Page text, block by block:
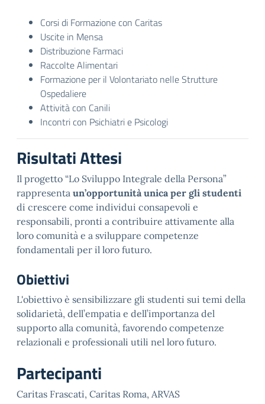
Corsi di Formazione con Caritas
Uscite in Mensa
Distribuzione Farmaci
Raccolte Alimentari
Formazione per il Volontariato nelle Strutture
Ospedaliere
Attività con Canili
Incontri con Psichiatri e Psicologi
Risultati Attesi
Il progetto “Lo Sviluppo Integrale della Persona”
rappresenta un’opportunità unica per gli studenti
di crescere come individui consapevoli e
responsabili, pronti a contribuire attivamente alla
loro comunità e a sviluppare competenze
fondamentali per il loro futuro.
Obiettivi
L'obiettivo è sensibilizzare gli studenti sui temi della
solidarietà, dell’empatia e dell’importanza del
supporto alla comunità, favorendo competenze
relazionali e professionali utili nel loro futuro.
Partecipanti
Caritas Frascati, Caritas Roma, ARVAS